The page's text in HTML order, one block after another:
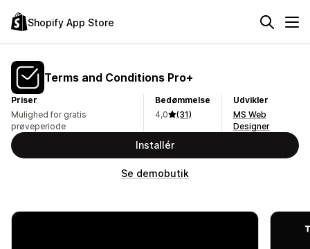
Shopify App Store
Terms and Conditions Pro+
Priser
Mulighed for gratis
prøveperiode
Bedømmelse
4,0
(31)
Udvikler
MS Web
Designer
Installér
Se demobutik